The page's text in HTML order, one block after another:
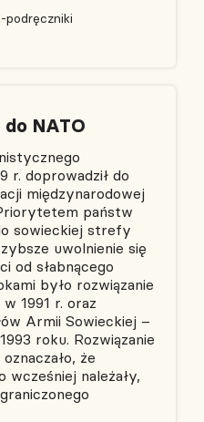
podręczniki
NATO
r. doprowadził do
międzynarodowej
państw
sowieckiej strefy
uwolnienie się
od słabnącego
było rozwiązanie
1991 r. oraz
Armii Sowieckiej –
roku. Rozwiązanie
że
wcześniej należały,